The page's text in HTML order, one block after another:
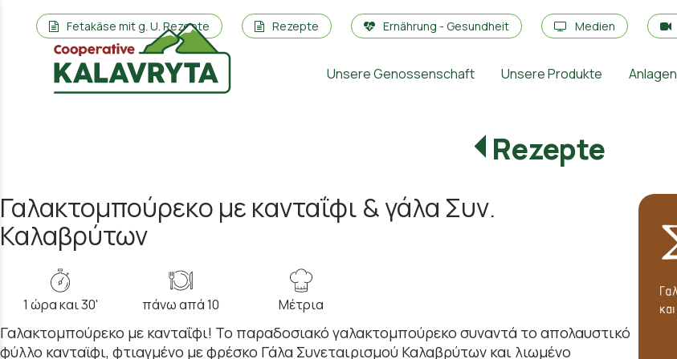
Fetakäse mit g. U. Rezepte Rezepte Ernährung - Gesundheit Medien
Unsere Genossenschaft Unsere Produkte Anlagen
Rezepte
Γαλακτομπούρεκο με κανταΐφι & γάλα Συν.
Καλαβρύτων
1 ώρα και 30' πάνω απά 10 Μέτρια
Γαλακτομπούρεκο με κανταΐφι! Το παραδοσιακό γαλακτομπούρεκο συναντά το απολαυστικό
φύλλο κανταϊφι, φτιαγμένο με φρέσκο Γάλα Συνεταιρισμού Καλαβρύτων και λιωμένο